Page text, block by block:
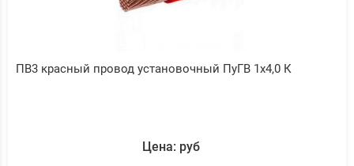
ПВ3 красный провод установочный ПуГВ 1х4,0 К
Цена: руб